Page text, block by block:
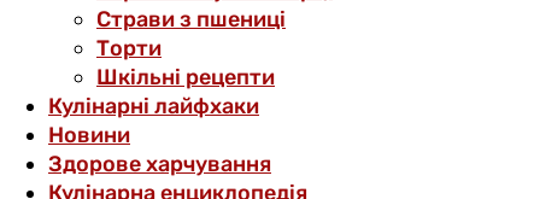
Страви з пшениці
Торти
Шкільні рецепти
Кулінарні лайфхаки
Новини
Здорове харчування
Кулінарна енциклопедія